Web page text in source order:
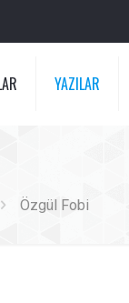
YAZILAR
Özgül Fobi